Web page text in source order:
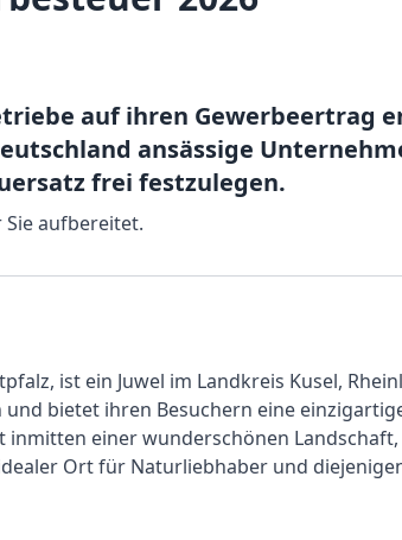
auf ihren Gewerbeertrag
ansässige
frei festzulegen.
aufbereitet.
ist ein Juwel im Landkreis Kusel,
bietet ihren Besuchern eine
einer wunderschönen Landschaft,
Ort für Naturliebhaber und